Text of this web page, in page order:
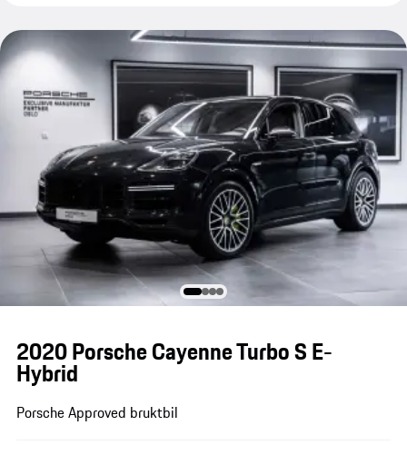
2020 Porsche Cayenne Turbo S E-
Hybrid
Porsche Approved bruktbil